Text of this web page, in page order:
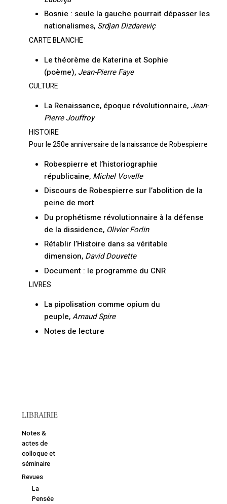
Votre panier est vide.
Bosnie : seule la gauche pourrait dépasser les
nationalismes,Srdjan Dizdareviç
CARTE BLANCHE
Le théorème de Katerina et Sophie
(poème),Jean-Pierre Faye
CULTURE
La Renaissance, époque révolutionnaire,Jean-
Pierre Jouffroy
HISTOIRE
Pour le 250e anniversaire de la naissance de Robespierre
Robespierre et l’historiographie
républicaine,Michel Vovelle
Discours de Robespierre sur l’abolition de la
peine de mort
Du prophétisme révolutionnaire à la défense
de la dissidence,Olivier Forlin
Rétablir l’Histoire dans sa véritable
dimension,David Douvette
Document : le programme du CNR
LIVRES
La pipolisation comme opium du
peuple,Arnaud Spire
Notes de lecture
LIBRAIRIE
Notes &
actes de
colloque et
séminaire
Revues
La
Pensée